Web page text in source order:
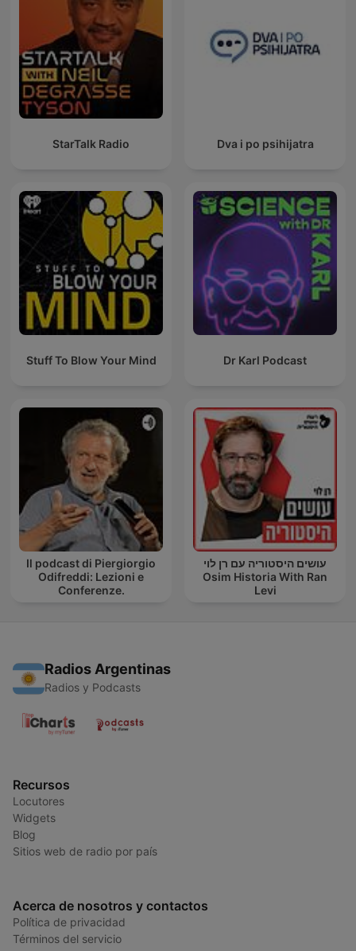
StarTalk Radio Dva i po psihijatra
Stuff To Blow Your Mind Dr Karl Podcast
Il podcast di Piergiorgio
Odifreddi: Lezioni e
Conferenze.
עושים היסטוריה עם רן לוי
Osim Historia With Ran
Levi
Radios Argentinas
Radios y Podcasts
Recursos
Locutores
Widgets
Blog
Sitios web de radio por país
Acerca de nosotros y contactos
Política de privacidad
Términos del servicio